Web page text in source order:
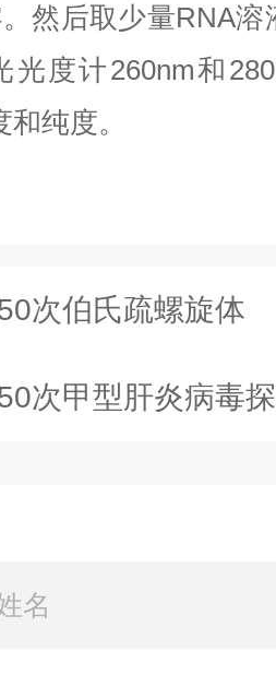
然后取少量RNA溶
光度计260nm和
和纯度。
次伯氏疏螺旋体
次甲型肝炎病毒探针